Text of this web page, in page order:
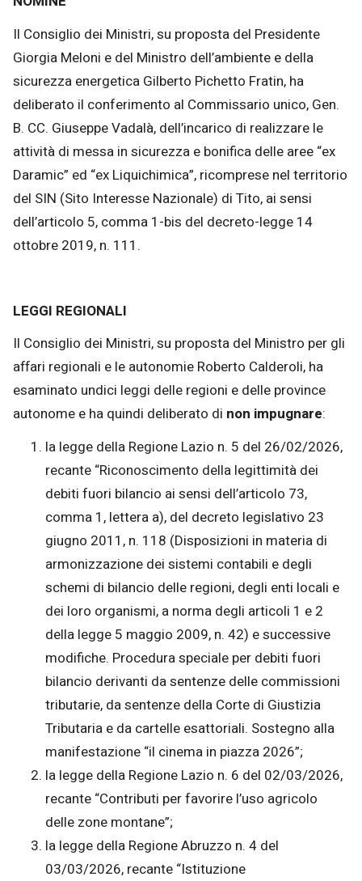
Il Consiglio dei Ministri, su proposta del Presidente
Giorgia Meloni e del Ministro dell’ambiente e della
sicurezza energetica Gilberto Pichetto Fratin, ha
deliberato il conferimento al Commissario unico, Gen.
B. CC. Giuseppe Vadalà, dell’incarico di realizzare le
attività di messa in sicurezza e bonifica delle aree “ex
Daramic” ed “ex Liquichimica”, ricomprese nel territorio
del SIN (Sito Interesse Nazionale) di Tito, ai sensi
dell’articolo 5, comma 1-bis del decreto-legge 14
ottobre 2019, n. 111.
LEGGI REGIONALI
Il Consiglio dei Ministri, su proposta del Ministro per gli
affari regionali e le autonomie Roberto Calderoli, ha
esaminato undici leggi delle regioni e delle province
autonome e ha quindi deliberato di non impugnare:
la legge della Regione Lazio n. 5 del 26/02/2026,
recante “Riconoscimento della legittimità dei
debiti fuori bilancio ai sensi dell’articolo 73,
comma 1, lettera a), del decreto legislativo 23
giugno 2011, n. 118 (Disposizioni in materia di
armonizzazione dei sistemi contabili e degli
schemi di bilancio delle regioni, degli enti locali e
dei loro organismi, a norma degli articoli 1 e 2
della legge 5 maggio 2009, n. 42) e successive
modifiche. Procedura speciale per debiti fuori
bilancio derivanti da sentenze delle commissioni
tributarie, da sentenze della Corte di Giustizia
Tributaria e da cartelle esattoriali. Sostegno alla
manifestazione “il cinema in piazza 2026”;
la legge della Regione Lazio n. 6 del 02/03/2026,
recante “Contributi per favorire l’uso agricolo
delle zone montane”;
la legge della Regione Abruzzo n. 4 del
03/03/2026, recante “Istituzione